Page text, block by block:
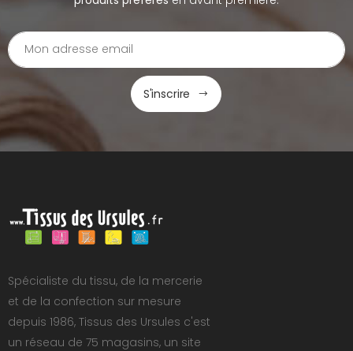
S'inscrire
Spécialiste du tissu, de la mercerie
et de la confection sur mesure
depuis 1986, Tissus des Ursules c'est
un réseau de 75 magasins, un site